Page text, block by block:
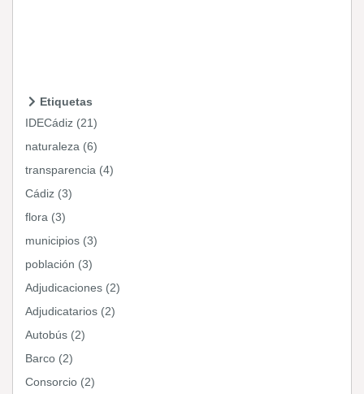
Etiquetas
IDECádiz (21)
naturaleza (6)
transparencia (4)
Cádiz (3)
flora (3)
municipios (3)
población (3)
Adjudicaciones (2)
Adjudicatarios (2)
Autobús (2)
Barco (2)
Consorcio (2)